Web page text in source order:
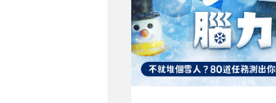
最新活動